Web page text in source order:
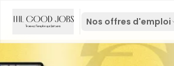
Nos offres d'emploi